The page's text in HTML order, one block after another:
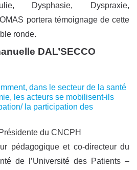
Dysphasie, Dyspraxie,
portera témoignage de cette
ronde.
DAL’SECCO
dans le secteur de la santé
les acteurs se mobilisent-ils
la participation des
du CNCPH
pédagogique et co-directeur du
de l’Université des Patients –